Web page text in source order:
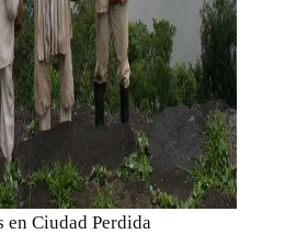
en Ciudad Perdida